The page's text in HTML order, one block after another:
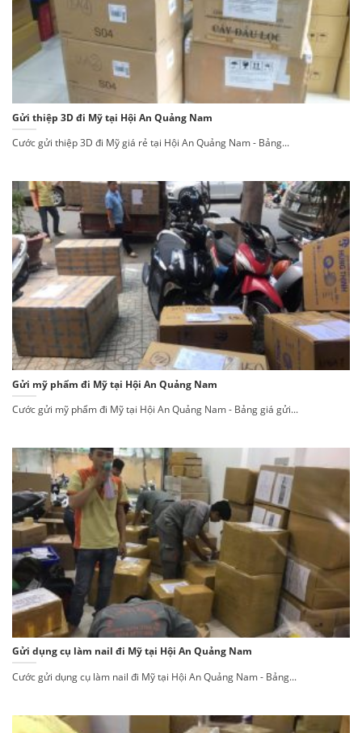
Gửi thiệp 3D đi Mỹ tại Hội An Quảng Nam
Cước gửi thiệp 3D đi Mỹ giá rẻ tại Hội An Quảng Nam - Bảng...
Gửi mỹ phẩm đi Mỹ tại Hội An Quảng Nam
Cước gửi mỹ phẩm đi Mỹ tại Hội An Quảng Nam - Bảng giá gửi...
Gửi dụng cụ làm nail đi Mỹ tại Hội An Quảng Nam
Cước gửi dụng cụ làm nail đi Mỹ tại Hội An Quảng Nam - Bảng...